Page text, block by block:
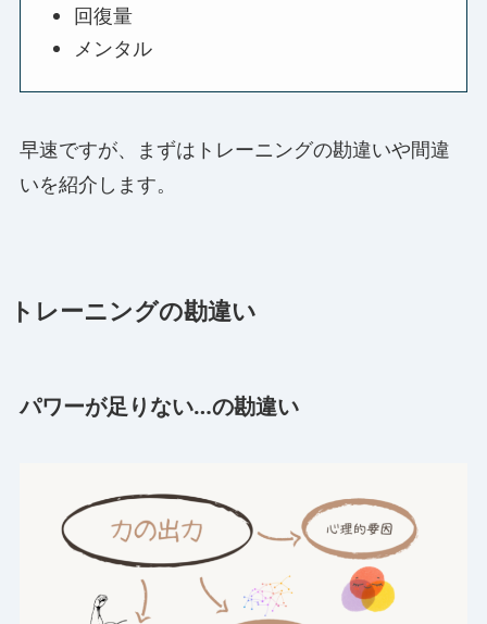
回復量
メンタル
早速ですが、まずはトレーニングの勘違いや間違
いを紹介します。
トレーニングの勘違い
パワーが足りない…の勘違い